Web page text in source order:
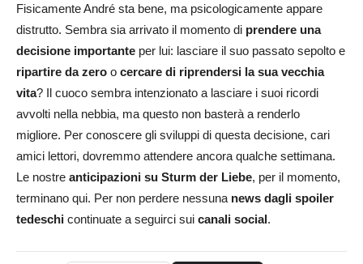
Fisicamente André sta bene, ma psicologicamente appare
distrutto. Sembra sia arrivato il momento di prendere una
decisione importante per lui: lasciare il suo passato sepolto e
ripartire da zero o cercare di riprendersi la sua vecchia
vita? Il cuoco sembra intenzionato a lasciare i suoi ricordi
avvolti nella nebbia, ma questo non basterà a renderlo
migliore. Per conoscere gli sviluppi di questa decisione, cari
amici lettori, dovremmo attendere ancora qualche settimana.
Le nostre anticipazioni su Sturm der Liebe, per il momento,
terminano qui. Per non perdere nessuna news dagli spoiler
tedeschi continuate a seguirci sui canali social.